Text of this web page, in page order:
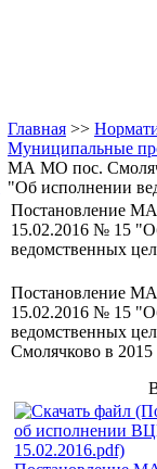
Главная >>
Муниципальные
МА МО пос.
"Об исполнении
Постановление
15.02.2016 № 15
ведомственных
Постановление
15.02.2016 № 15
ведомственных
Смолячково в 2015